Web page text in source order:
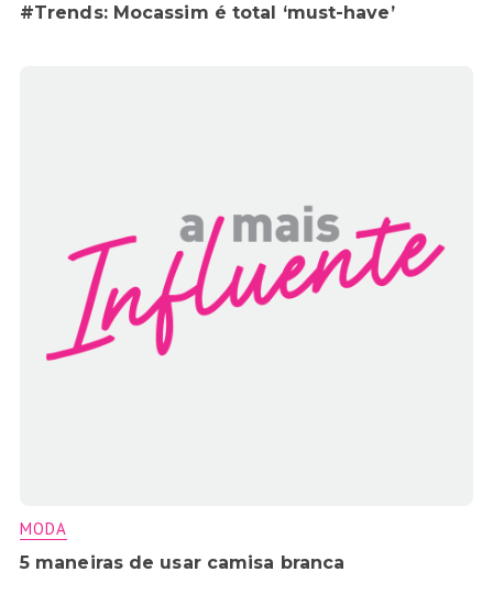
#Trends: Mocassim é total ‘must-have’
MODA
5 maneiras de usar camisa branca